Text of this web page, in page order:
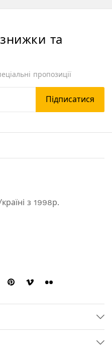
та
пропозиції
Підписатися
з 1998р.